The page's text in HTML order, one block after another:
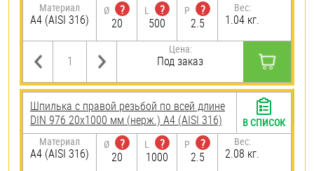
Материал
A4 (AISI 316)
Ø
?
20
L
?
500
P
?
2.5
Вес:
1.04 кг.
Цена:
Под заказ
Шпилька с правой резьбой по всей длине
DIN 976 20х1000 мм (нерж.) A4 (AISI 316)
Материал
A4 (AISI 316)
Ø
?
20
L
?
1000
P
?
2.5
Вес:
2.08 кг.
В СПИСОК